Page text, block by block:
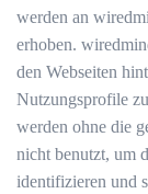
werden an
erhoben.
den Webseiten
Nutzungsprofile
werden ohne die
nicht benutzt, um
identifizieren und